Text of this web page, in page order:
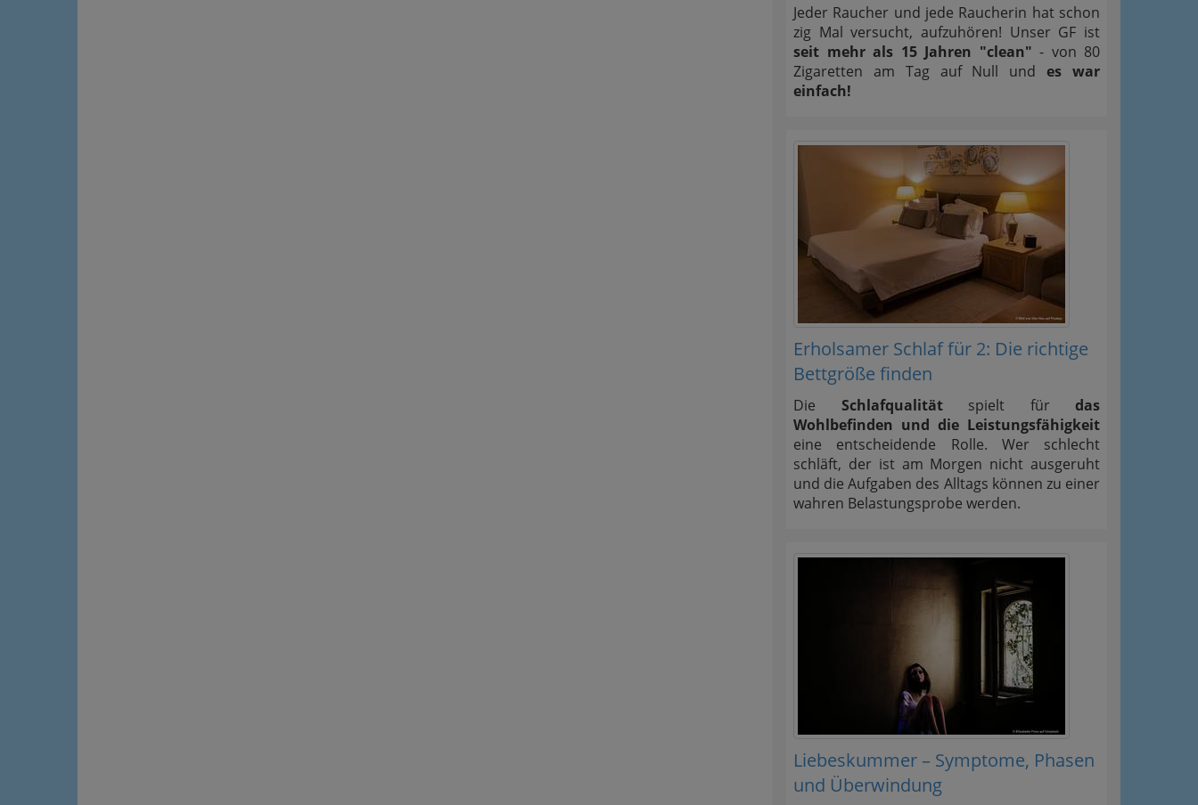
Jeder Raucher und jede Raucherin hat schon
zig Mal versucht, aufzuhören! Unser GF ist
seit mehr als 15 Jahren "clean" - von 80
Zigaretten am Tag auf Null undes war
einfach!
Erholsamer Schlaf für 2: Die richtige
Bettgröße finden
Die Schlafqualitätspielt für das
Wohlbefinden und die Leistungsfähigkeit
eine entscheidende Rolle. Wer schlecht
schläft, der ist am Morgen nicht ausgeruht
und die Aufgaben des Alltags können zu einer
wahren Belastungsprobe werden.
Liebeskummer – Symptome, Phasen
und Überwindung